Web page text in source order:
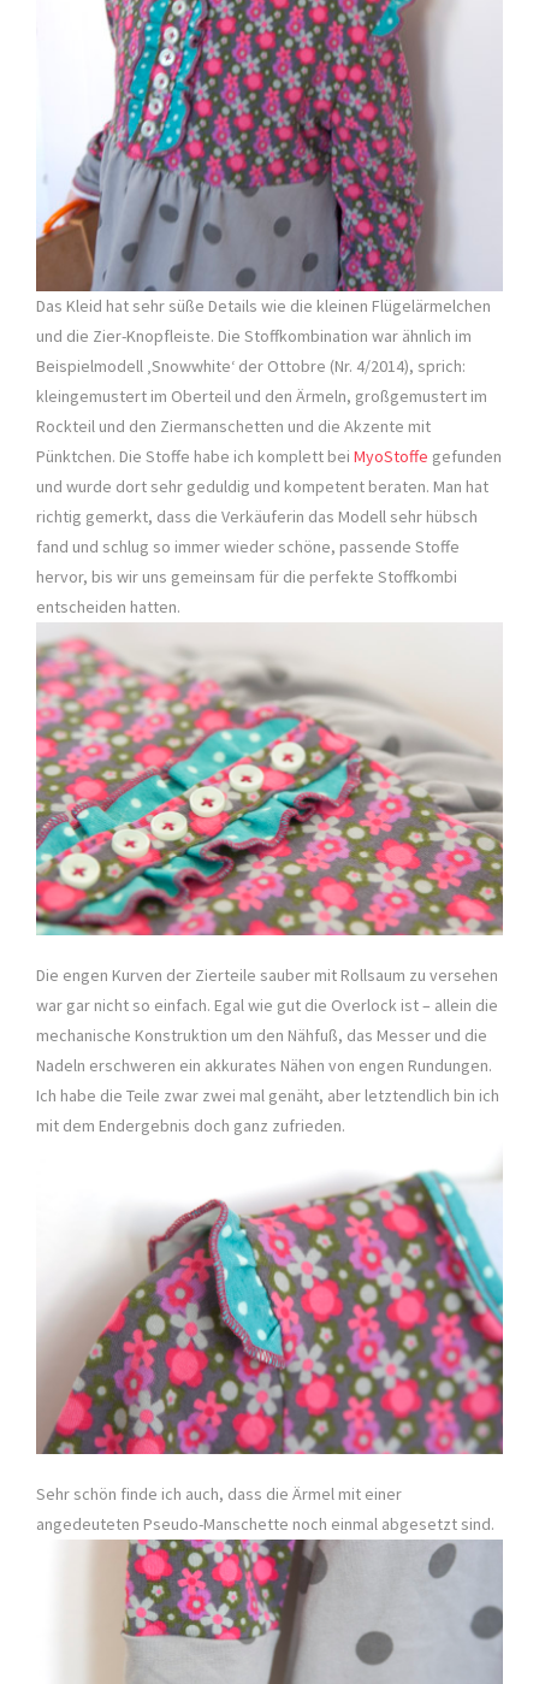
Das Kleid hat sehr süße Details wie die kleinen Flügelärmelchen
und die Zier-Knopfleiste. Die Stoffkombination war ähnlich im
Beispielmodell ‚Snowwhite‘ der Ottobre (Nr. 4/2014), sprich:
kleingemustert im Oberteil und den Ärmeln, großgemustert im
Rockteil und den Ziermanschetten und die Akzente mit
Pünktchen. Die Stoffe habe ich komplett bei MyoStoffe gefunden
und wurde dort sehr geduldig und kompetent beraten. Man hat
richtig gemerkt, dass die Verkäuferin das Modell sehr hübsch
fand und schlug so immer wieder schöne, passende Stoffe
hervor, bis wir uns gemeinsam für die perfekte Stoffkombi
entscheiden hatten.
Die engen Kurven der Zierteile sauber mit Rollsaum zu versehen
war gar nicht so einfach. Egal wie gut die Overlock ist – allein die
mechanische Konstruktion um den Nähfuß, das Messer und die
Nadeln erschweren ein akkurates Nähen von engen Rundungen.
Ich habe die Teile zwar zwei mal genäht, aber letztendlich bin ich
mit dem Endergebnis doch ganz zufrieden.
Sehr schön finde ich auch, dass die Ärmel mit einer
angedeuteten Pseudo-Manschette noch einmal abgesetzt sind.